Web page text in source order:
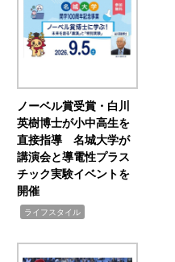
ノーベル賞受賞・白川
英樹博士が小中高生を
直接指導 名城大学が
講演会と導電性プラス
チック実験イベントを
開催
ライフスタイル